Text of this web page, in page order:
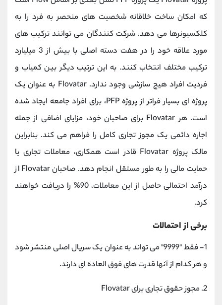
که امکان ساخت خلاقانه شخصیت های منحصر به فرد را به
کلکسیونرها می دهد. شرکت کنندگان می توانند ترکیب های
مورد علاقه خود را در هفت دسته اصلی با بیش از 3 میلیارد
ترکیب مختلف انتخاب کنند. به این ترتیب دیگر بین کمیاب و
فردیت افراد هیچ سازشی وجود ندارد. Flovatar به عنوان یک
پروژه ای بسیار فراتر از پروژه PFP، برای افراد جامعه ایجاد شده
است. هر Flovatar برای صاحبان خود، مزایای اضافی از جمله
اجاره دائمی یک مجوز تجاری کامل را فراهم می کند. بنابراین
مالک پروژه Flovatar قادر است همکاری، معاملات تجاری یا
حمایت مالی را به طور مستقل انجام دهد. صاحبان Flovatar از
درآمد احتمالی حاصل از این معاملات، 90% را دریافت خواهند
کرد.
برخی از احتمالات
1- فقط "9999" می تواند به عنوان یک سریال اصلی منتشر شود
و هر کدام از آنها قدرت های فوق العاده ای دارند.
2. مجوز حقوق تجاری برای Flovatar